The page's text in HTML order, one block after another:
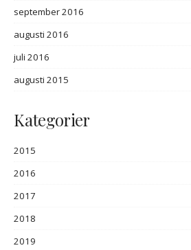
september 2016
augusti 2016
juli 2016
augusti 2015
Kategorier
2015
2016
2017
2018
2019